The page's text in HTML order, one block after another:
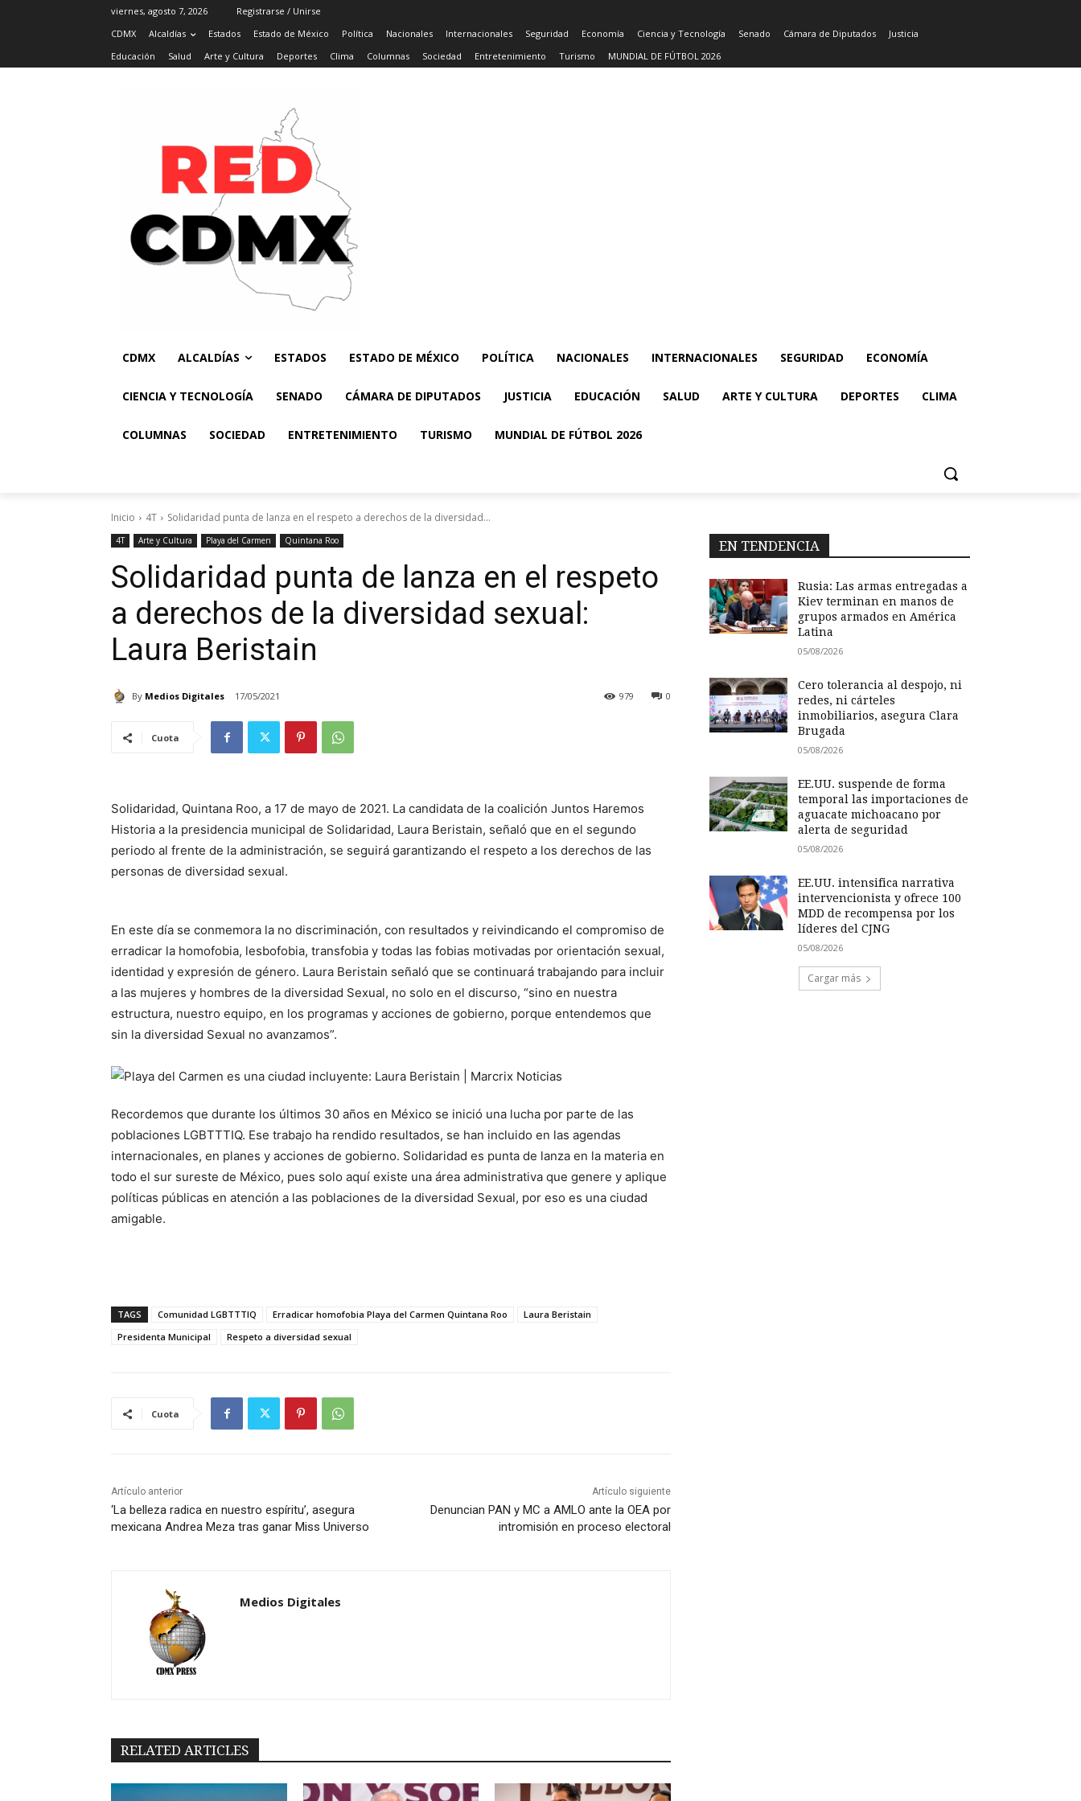
viernes, agosto 7, 2026
Registrarse / Unirse
CDMX
Alcaldías Estados Estado de México Política Nacionales Internacionales Seguridad Economía Ciencia y Tecnología Senado Cámara de Diputados
Justicia
Educación
Salud Arte y Cultura Deportes Clima Columnas Sociedad Entretenimiento Turismo MUNDIAL DE FÚTBOL 2026
CDMX ALCALDÍAS ESTADOS ESTADO DE MÉXICO POLÍTICA NACIONALES INTERNACIONALES SEGURIDAD ECONOMÍA
CIENCIA Y TECNOLOGÍA SENADO CÁMARA DE DIPUTADOS JUSTICIA EDUCACIÓN SALUD ARTE Y CULTURA DEPORTES CLIMA
COLUMNAS SOCIEDAD ENTRETENIMIENTO TURISMO MUNDIAL DE FÚTBOL 2026
Inicio 4T Solidaridad punta de lanza en el respeto a derechos de la diversidad...
4T Arte y Cultura Playa del Carmen Quintana Roo
Solidaridad punta de lanza en el respeto
a derechos de la diversidad sexual:
Laura Beristain
By Medios Digitales 17/05/2021 0
979
Cuota
Solidaridad, Quintana Roo, a 17 de mayo de 2021. La candidata de la coalición Juntos Haremos
Historia a la presidencia municipal de Solidaridad, Laura Beristain, señaló que en el segundo
periodo al frente de la administración, se seguirá garantizando el respeto a los derechos de las
personas de diversidad sexual.
En este día se conmemora la no discriminación, con resultados y reivindicando el compromiso de
erradicar la homofobia, lesbofobia, transfobia y todas las fobias motivadas por orientación sexual,
identidad y expresión de género. Laura Beristain señaló que se continuará trabajando para incluir
a las mujeres y hombres de la diversidad Sexual, no solo en el discurso, “sino en nuestra
estructura, nuestro equipo, en los programas y acciones de gobierno, porque entendemos que
sin la diversidad Sexual no avanzamos”.
Recordemos que durante los últimos 30 años en México se inició una lucha por parte de las
poblaciones LGBTTTIQ. Ese trabajo ha rendido resultados, se han incluido en las agendas
internacionales, en planes y acciones de gobierno. Solidaridad es punta de lanza en la materia en
todo el sur sureste de México, pues solo aquí existe una área administrativa que genere y aplique
políticas públicas en atención a las poblaciones de la diversidad Sexual, por eso es una ciudad
amigable.
TAGS Comunidad LGBTTTIQ Erradicar homofobia Playa del Carmen Quintana Roo
Laura Beristain
Presidenta Municipal
Respeto a diversidad sexual
Cuota
Artículo anterior
‘La belleza radica en nuestro espíritu’, asegura
mexicana Andrea Meza tras ganar Miss Universo
Artículo siguiente
Denuncian PAN y MC a AMLO ante la OEA por
intromisión en proceso electoral
Medios Digitales
RELATED ARTICLES
EN TENDENCIA
Rusia: Las armas entregadas a
Kiev terminan en manos de
grupos armados en América
Latina
05/08/2026
Cero tolerancia al despojo, ni
redes, ni cárteles
inmobiliarios, asegura Clara
Brugada
05/08/2026
EE.UU. suspende de forma
temporal las importaciones de
aguacate michoacano por
alerta de seguridad
05/08/2026
EE.UU. intensifica narrativa
intervencionista y ofrece 100
MDD de recompensa por los
líderes del CJNG
05/08/2026
Cargar más